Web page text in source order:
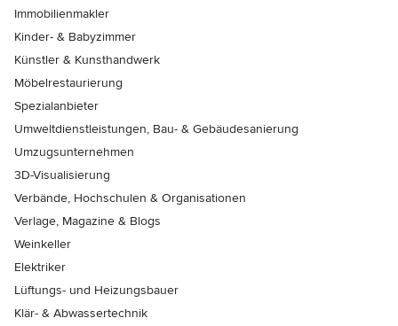
Immobilienmakler
Kinder- & Babyzimmer
Künstler & Kunsthandwerk
Möbelrestaurierung
Spezialanbieter
Umweltdienstleistungen, Bau- & Gebäudesanierung
Umzugsunternehmen
3D-Visualisierung
Verbände, Hochschulen & Organisationen
Verlage, Magazine & Blogs
Weinkeller
Elektriker
Lüftungs- und Heizungsbauer
Klär- & Abwassertechnik